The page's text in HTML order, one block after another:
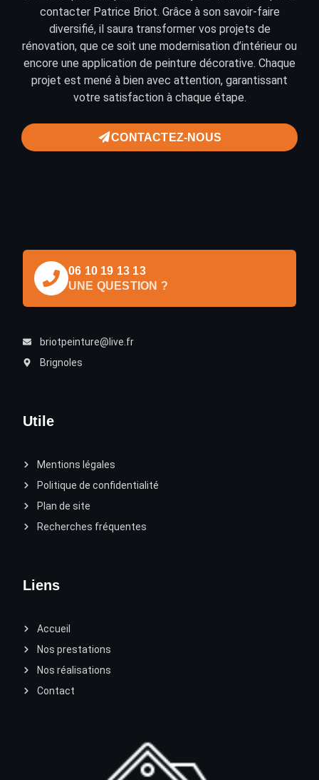
contacterPatrice Briot. Grâce à son savoir-faire
diversifié, il saura transformer vos projets de
rénovation, que ce soit une modernisation d’intérieur ou
encore une application de peinture décorative. Chaque
projet est mené à bien avec attention, garantissant
votre satisfaction à chaque étape.
CONTACTEZ-NOUS
Liens
Accueil
Nos prestations
Nos réalisations
Contact
Utile
Mentions légales
Politique de confidentialité
Plan de site
Recherches fréquentes
06 10 19 13 13
UNE QUESTION ?
briotpeinture@live.fr
Brignoles